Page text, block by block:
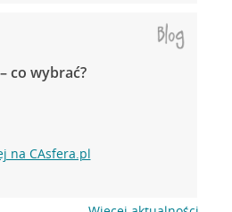
co wybrać?
na CAsfera.pl